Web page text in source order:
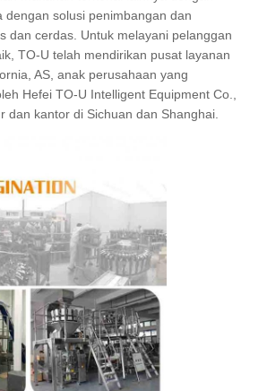
dengan solusi penimbangan dan
dan cerdas. Untuk melayani pelanggan
TO-U telah mendirikan pusat layanan
AS, anak perusahaan yang
Hefei TO-U Intelligent Equipment Co.,
dan kantor di Sichuan dan Shanghai.